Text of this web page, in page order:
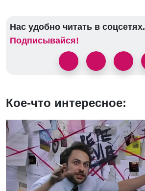
Нас удобно читать в соцсетях.
Подписывайся!
Кое-что интересное: